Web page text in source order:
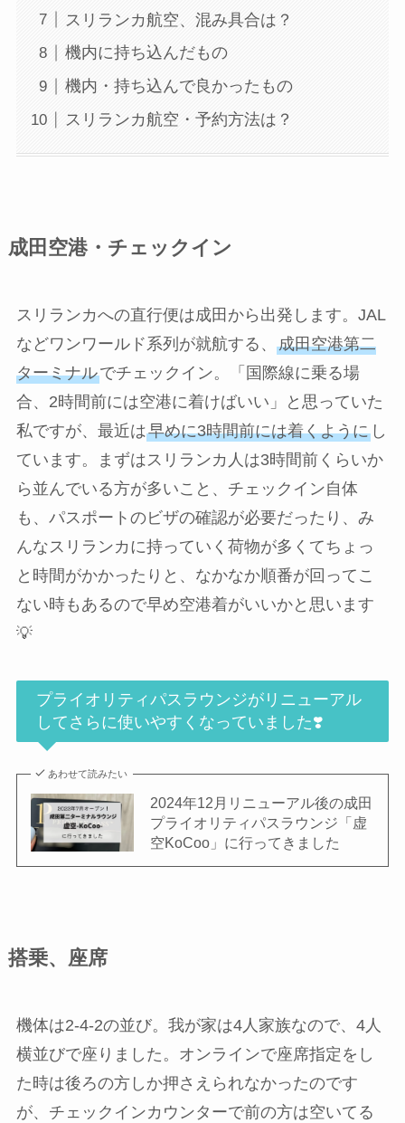
スリランカ航空、混み具合は？
機内に持ち込んだもの
機内・持ち込んで良かったもの
スリランカ航空・予約方法は？
成田空港・チェックイン
スリランカへの直行便は成田から出発します。JAL
などワンワールド系列が就航する、 成田空港第二
ターミナルでチェックイン。「国際線に乗る場
合、2時間前には空港に着けばいい」と思っていた
私ですが、最近は早めに3時間前には着くようにし
ています。まずはスリランカ人は3時間前くらいか
ら並んでいる方が多いこと、チェックイン自体
も、パスポートのビザの確認が必要だったり、み
んなスリランカに持っていく荷物が多くてちょっ
と時間がかかったりと、なかなか順番が回ってこ
ない時もあるので早め空港着がいいかと思います
💡
プライオリティパスラウンジがリニューアル
してさらに使いやすくなっていました❣️
あわせて読みたい
2024年12月リニューアル後の成田
プライオリティパスラウンジ「虚
空KoCoo」に行ってきました
搭乗、座席
機体は2-4-2の並び。我が家は4人家族なので、4人
横並びで座りました。オンラインで座席指定をし
た時は後ろの方しか押さえられなかったのです
が、チェックインカウンターで前の方は空いてる